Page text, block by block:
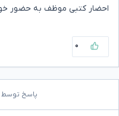
احضار کتبی موظف به حضور
۰
پاسخ توسط